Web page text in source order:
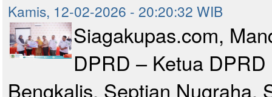
Kamis, 12-02-2026 - 20:20:32 WIB
Siagakupas.com,
DPRD – Ketua
Bengkalis, Septian Nugraha,